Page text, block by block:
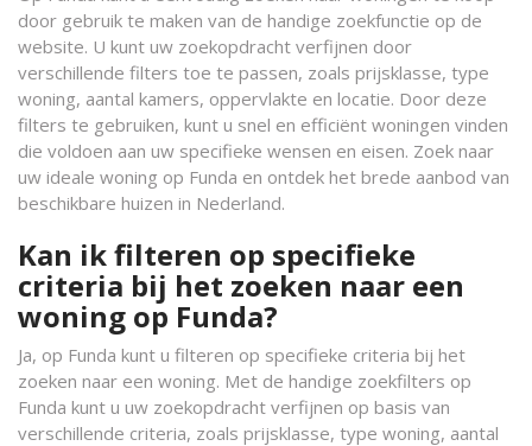
door gebruik te maken van de handige zoekfunctie op de
website. U kunt uw zoekopdracht verfijnen door
verschillende filters toe te passen, zoals prijsklasse, type
woning, aantal kamers, oppervlakte en locatie. Door deze
filters te gebruiken, kunt u snel en efficiënt woningen vinden
die voldoen aan uw specifieke wensen en eisen. Zoek naar
uw ideale woning op Funda en ontdek het brede aanbod van
beschikbare huizen in Nederland.
Kan ik filteren op specifieke
criteria bij het zoeken naar een
woning op Funda?
Ja, op Funda kunt u filteren op specifieke criteria bij het
zoeken naar een woning. Met de handige zoekfilters op
Funda kunt u uw zoekopdracht verfijnen op basis van
verschillende criteria, zoals prijsklasse, type woning, aantal